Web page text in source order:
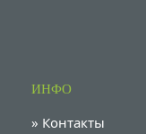
ИНФО
» Контакты